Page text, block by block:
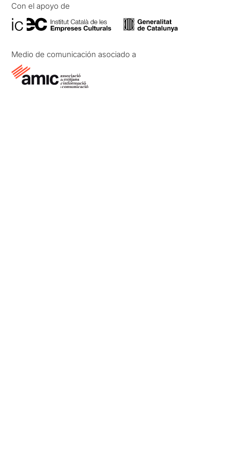
Con el apoyo de
Medio de comunicación asociado a